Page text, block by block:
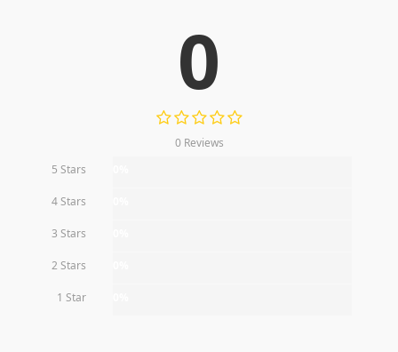
0
0 Reviews
5 Stars
4 Stars
3 Stars
2 Stars
1 Star